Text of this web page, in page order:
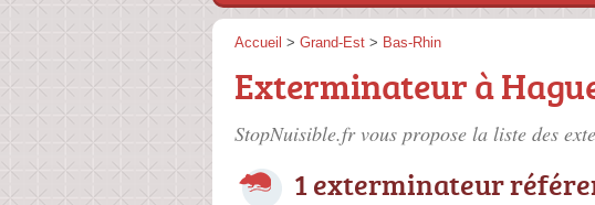
Accueil > Grand-Est > Bas-Rhin
Exterminateur à
StopNuisible.fr vous propose la liste des
1 exterminateur